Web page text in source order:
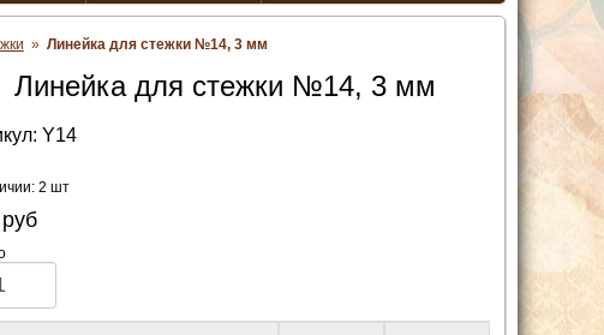
» Линейка для стежки №14, 3 мм
Линейка для стежки №14, 3 мм
Y14
2 шт
руб